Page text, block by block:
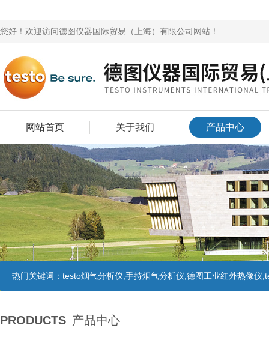
您好！欢迎访问德图仪器国际贸易（上海）有限公司网站！
网站首页 关于我们 产品中心
热门关键词： testo烟气分析仪,手持烟气分析仪,德图工业红外热像仪
PRODUCTS 产品中心